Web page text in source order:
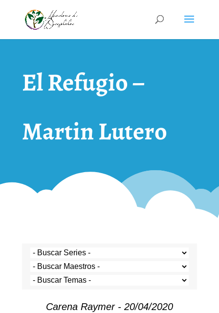
El Refugio –
Martin Lutero
Carena Raymer - 20/04/2020